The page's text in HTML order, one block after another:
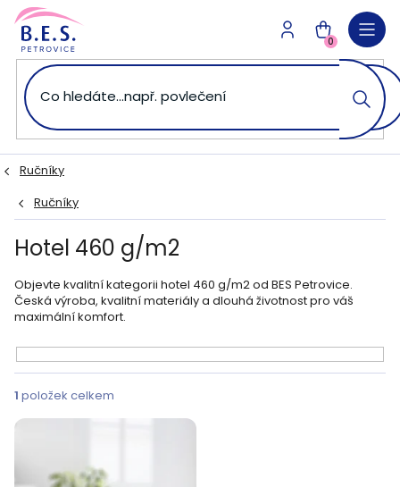
Přejít
obsah
NÁKUPNÍ
KOŠÍK
0
Ručníky
Ručníky
Hotel 460 g/m2
Objevte kvalitní kategorii hotel 460 g/m2 od BES Petrovice.
Česká výroba, kvalitní materiály a dlouhá životnost pro váš
maximální komfort.
1 položek celkem
V
ý
p